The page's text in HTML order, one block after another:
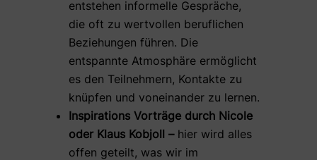
entstehen informelle Gespräche,
die oft zu wertvollen beruflichen
Beziehungen führen. Die
entspannte Atmosphäre ermöglicht
es den Teilnehmern, Kontakte zu
knüpfen und voneinander zu lernen.
Inspirations Vorträge durch Nicole
oder Klaus Kobjoll –hier wird alles
offen geteilt, was wir im